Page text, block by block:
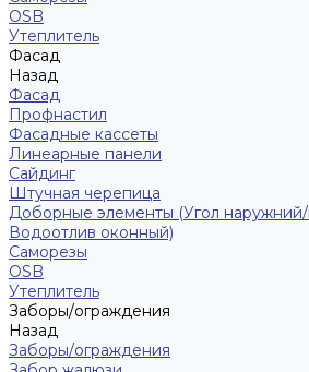
ОSB
Утеплитель
Фасад
Назад
Фасад
Профнастил
Фасадные кассеты
Линеарные панели
Сайдинг
Штучная черепица
Доборные элементы (Угол
Водоотлив оконный)
Саморезы
OSB
Утеплитель
Заборы/ограждения
Назад
Заборы/ограждения